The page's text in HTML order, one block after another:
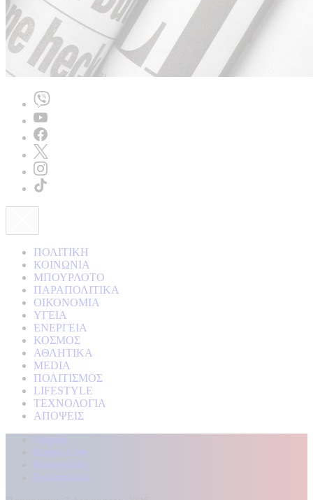
ΠΟΛΙΤΙΚΗ
ΚΟΙΝΩΝΙΑ
ΜΠΟΥΡΛΟΤΟ
ΠΑΡΑΠΟΛΙΤΙΚΑ
ΟΙΚΟΝΟΜΙΑ
ΥΓΕΙΑ
ΕΝΕΡΓΕΙΑ
ΚΟΣΜΟΣ
ΑΘΛΗΤΙΚΑ
MEDIA
ΠΟΛΙΤΙΣΜΟΣ
LIFESTYLE
ΤΕΧΝΟΛΟΓΙΑ
ΑΠΟΨΕΙΣ
Αρχική
Kontra Live
Καταγγελίες
Επικοινωνία